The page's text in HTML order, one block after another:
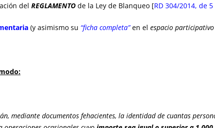
del REGLAMENTO de la Ley de Blanqueo [RD 304/2014, de
(y asimismo su “ficha completa”en el espacio participativo
mediante documentos fehacientes, la identidad de cuantas